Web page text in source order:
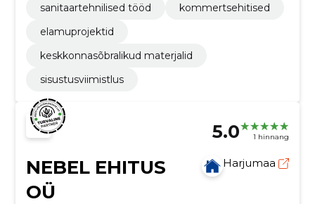
sanitaartehnilised tööd
kommertsehitised
elamuprojektid
keskkonnasõbralikud materjalid
sisustusviimistlus
5.0 1 hinnang
NEBEL EHITUS
OÜ
Harjumaa